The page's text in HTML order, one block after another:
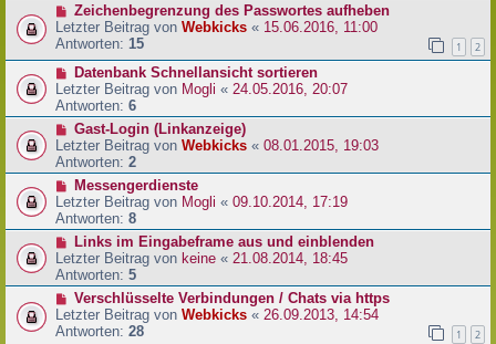
Zeichenbegrenzung des Passwortes aufheben
Letzter Beitrag von Webkicks « 15.06.2016, 11:00
Antworten: 15 1 2
Datenbank Schnellansicht sortieren
Letzter Beitrag von Mogli « 24.05.2016, 20:07
Antworten: 6
Gast-Login (Linkanzeige)
Letzter Beitrag von Webkicks « 08.01.2015, 19:03
Antworten: 2
Messengerdienste
Letzter Beitrag von Mogli « 09.10.2014, 17:19
Antworten: 8
Links im Eingabeframe aus und einblenden
Letzter Beitrag von keine « 21.08.2014, 18:45
Antworten: 5
Verschlüsselte Verbindungen / Chats via https
Letzter Beitrag von Webkicks « 26.09.2013, 14:54
Antworten: 28 1 2